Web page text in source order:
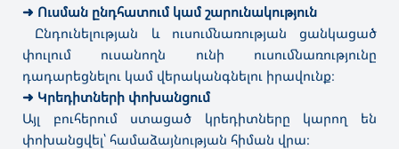
➜ Ուսման ընդհատում կամ շարունակություն
Ընդունելության և ուսումնառության ցանկացած
փուլում ուսանողն ունի ուսումնառությունը
դադարեցնելու կամ վերականգնելու իրավունք։
➜ Կրեդիտների փոխանցում
Այլ բուհերում ստացած կրեդիտները կարող են
փոխանցվել՝ համաձայնության հիման վրա։